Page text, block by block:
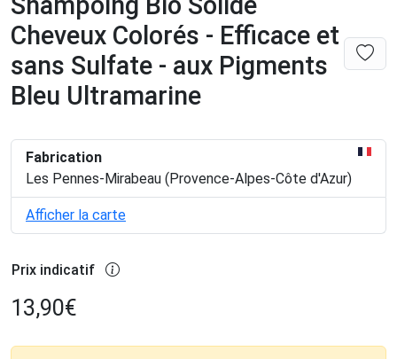
Cheveux Colorés - Efficace et
sans Sulfate - aux Pigments
Bleu Ultramarine
Fabrication
Les Pennes-Mirabeau (Provence-Alpes-Côte d'Azur)
Afficher la carte
Prix indicatif
13,90€